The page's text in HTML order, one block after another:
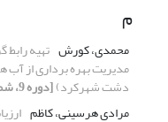
م
محمدی، کورش تهیه
مدیریت بهره برداری از آب
دشت شهرکرد)[دوره 9، شماره 3، 1392، صفحه 47-58]
مرادی هرسینی، کاظم